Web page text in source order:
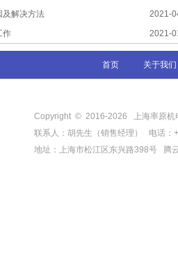
2021-
及解决方法
2021-
作
首页 关于我们
Copyright © 2016-2026
上海率原
联系人：胡先生（销售经理） 电话
地址：上海市松江区东兴路398号
腾